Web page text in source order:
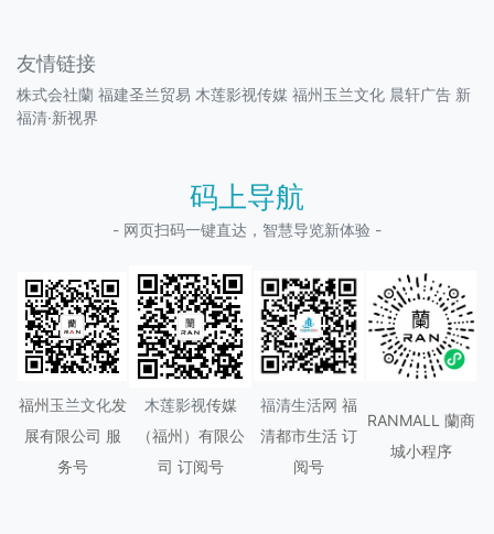
友情链接
株式会社蘭 福建圣兰贸易 木莲影视传媒 福州玉兰文化 晨轩广告 新
福清·新视界
码上导航
- 网页扫码一键直达，智慧导览新体验 -
福州玉兰文化发
展有限公司 服
务号
木莲影视传媒
（福州）有限公
司 订阅号
福清生活网 福
清都市生活 订
阅号
RANMALL 蘭商
城小程序